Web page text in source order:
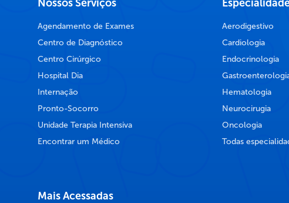
Nossos Serviços
Agendamento de Exames
Centro de Diagnóstico
Centro Cirúrgico
Hospital Dia
Internação
Pronto-Socorro
Unidade Terapia Intensiva
Encontrar um Médico
Aerodigestivo
Cardiologia
Endocrinologia
Hematologia
Neurocirugia
Oncologia
Todas
Mais Acessadas